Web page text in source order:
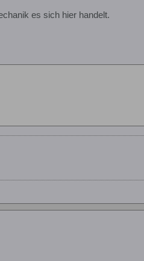
es sich hier handelt.